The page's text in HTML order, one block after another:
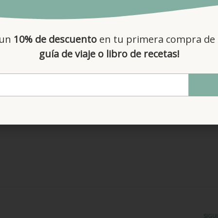
cuando lo que te apetecería es soltar un buen discurso y
10% de descuento en tu primera compra de
guía de viaje o libro de recetas!